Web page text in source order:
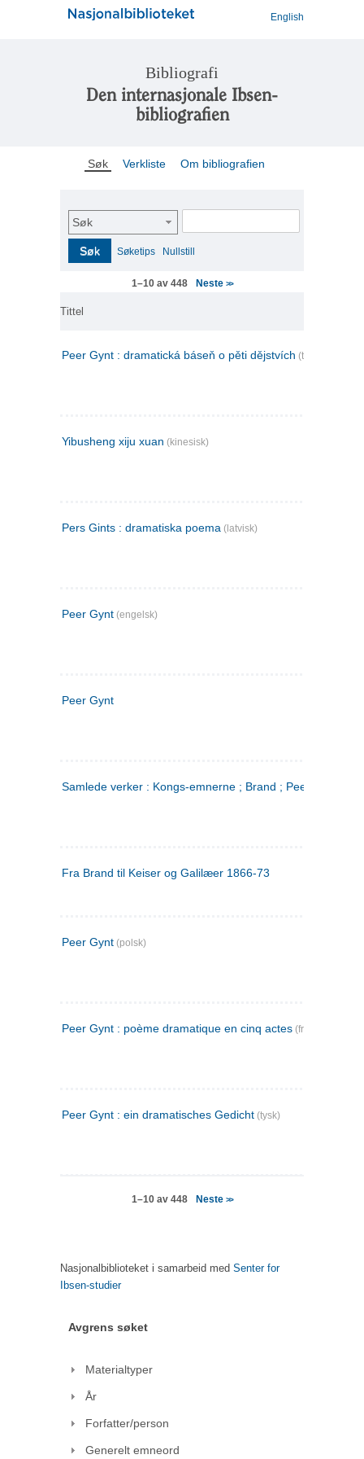
English
Bibliografi
Den internasjonale Ibsen-
bibliografien
Søk Verkliste Om bibliografien
Søk
Søk Søketips Nullstill
1–10 av 448 Neste >>
Tittel
Peer Gynt : dramatická báseň o pěti dějstvích (tsjekkisk)
Yibusheng xiju xuan (kinesisk)
Pers Gints : dramatiska poema (latvisk)
Peer Gynt (engelsk)
Peer Gynt
Samlede verker : Kongs-emnerne ; Brand ; Peer Gynt. 2
Fra Brand til Keiser og Galilæer 1866-73
Peer Gynt (polsk)
Peer Gynt : poème dramatique en cinq actes (fransk)
Peer Gynt : ein dramatisches Gedicht (tysk)
1–10 av 448 Neste >>
Nasjonalbiblioteket i samarbeid med Senter for
Ibsen-studier
Avgrens søket
Materialtyper
År
Forfatter/person
Generelt emneord